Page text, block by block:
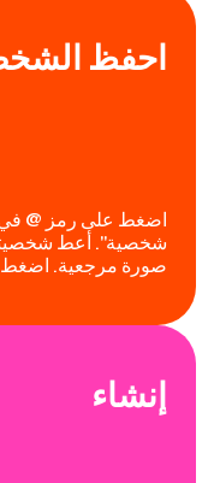
احفظ
اضغط على رمز @ في
شخصية". أعط
صورة مرجعية.
إنشاء